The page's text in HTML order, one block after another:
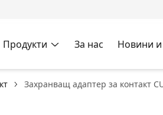
Продукти За нас Новини и
Захранващ адаптер за контакт